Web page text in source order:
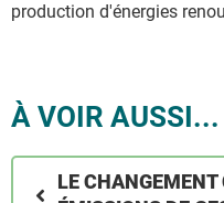
production d'énergies
À VOIR AUSSI...
LE CHANGEMENT